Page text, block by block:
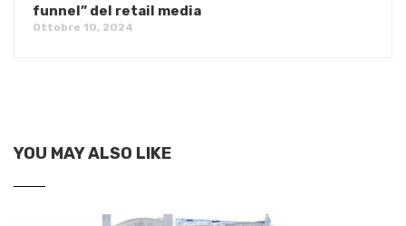
funnel” del retail media
Ottobre 10, 2024
YOU MAY ALSO LIKE